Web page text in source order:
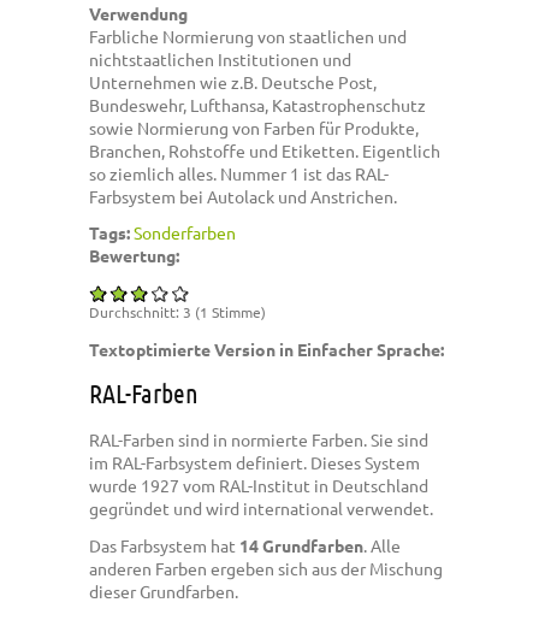
Verwendung
Farbliche Normierung von staatlichen und
nichtstaatlichen Institutionen und
Unternehmen wie z.B. Deutsche Post,
Bundeswehr, Lufthansa, Katastrophenschutz
sowie Normierung von Farben für Produkte,
Branchen, Rohstoffe und Etiketten. Eigentlich
so ziemlich alles. Nummer 1 ist das RAL-
Farbsystem bei Autolack und Anstrichen.
Tags:Sonderfarben
Bewertung:
Durchschnitt: 3 (1 Stimme)
Textoptimierte Version in Einfacher Sprache:
RAL-Farben
RAL-Farben sind in normierte Farben. Sie sind
im RAL-Farbsystem definiert. Dieses System
wurde 1927 vom RAL-Institut in Deutschland
gegründet und wird international verwendet.
Das Farbsystem hat 14 Grundfarben. Alle
anderen Farben ergeben sich aus der Mischung
dieser Grundfarben.